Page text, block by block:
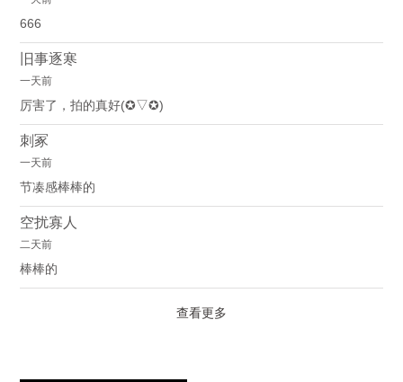
666
旧事逐寒
一天前
厉害了，拍的真好(✪▽✪)
刺冢
一天前
节凑感棒棒的
空扰寡人
二天前
棒棒的
查看更多